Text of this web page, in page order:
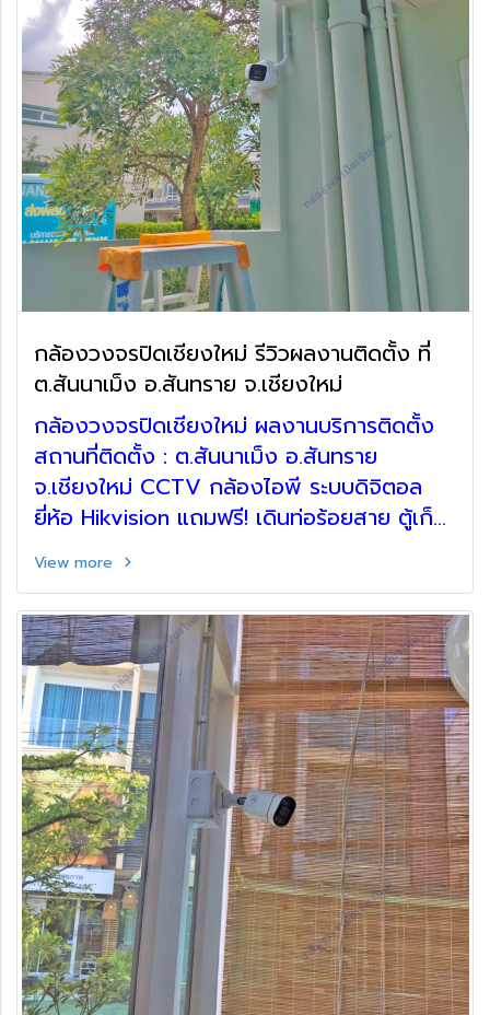
กล้องวงจรปิดเชียงใหม่ รีวิวผลงานติดตั้ง ที่
ต.สันนาเม็ง อ.สันทราย จ.เชียงใหม่
กล้องวงจรปิดเชียงใหม่ ผลงานบริการติดตั้ง
สถานที่ติดตั้ง : ต.สันนาเม็ง อ.สันทราย
จ.เชียงใหม่ CCTV กล้องไอพี ระบบดิจิตอล
ยี่ห้อ Hikvision แถมฟรี! เดินท่อร้อยสาย ตู้เก็บ
View more